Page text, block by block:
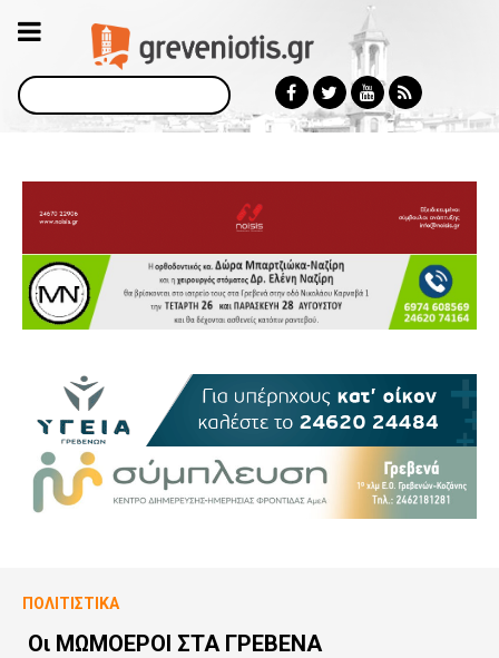
Αναζήτηση
ΠΟΛΙΤΙΣΤΙΚΆ
Οι ΜΩΜΟΕΡΟΙ ΣΤΑ ΓΡΕΒΕΝΑ